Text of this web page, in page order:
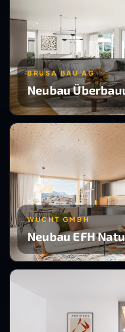
BRUSA BAU AG
Neubau
WUCHT GMBH
Neubau EFH